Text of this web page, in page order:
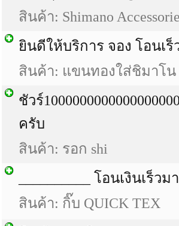
สินค้า: Shimano
ยินดีให้บริการ จอง โอนเ
สินค้า: แขนทองใส่ชิมาโน
ชัวร์
ครับ
สินค้า: รอก shi
__________ โอนเงินเร็ว
สินค้า: กิ๊บ QUICK TEX